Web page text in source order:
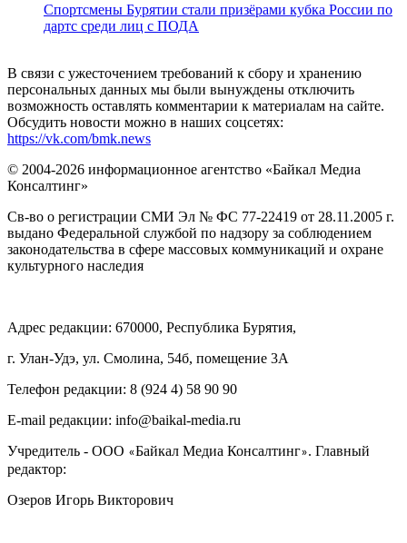
Спортсмены Бурятии стали призёрами кубка России по
дартс среди лиц с ПОДА
В связи с ужесточением требований к сбору и хранению
персональных данных мы были вынуждены отключить
возможность оставлять комментарии к материалам на сайте.
Обсудить новости можно в наших соцсетях:
https://vk.com/bmk.news
© 2004-2026 информационное агентство «Байкал Медиа
Консалтинг»
Св-во о регистрации СМИ Эл № ФС 77-22419 от 28.11.2005 г.
выдано Федеральной службой по надзору за соблюдением
законодательства в сфере массовых коммуникаций и охране
культурного наследия
Адрес редакции: 670000, Республика Бурятия,
г. Улан-Удэ, ул. Смолина, 54б, помещение 3А
Телефон редакции: ‎‎8 (924 4) 58 90 90
E-mail редакции: info@baikal-media.ru
Учредитель - ООО «Байкал Медиа Консалтинг». Главный
редактор:
Озеров Игорь Викторович